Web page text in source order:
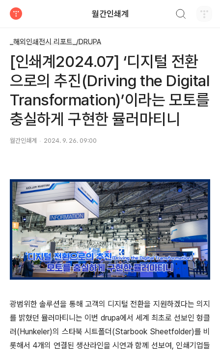
월간인쇄계
_해외인쇄전시 리포트_/DRUPA
[인쇄계2024.07] ‘디지털 전환
으로의 추진(Driving the Digital
Transformation)’이라는 모토를
충실하게 구현한 뮬러마티니
월간인쇄계 2024. 9. 26. 09:00
광범위한 솔루션을 통해 고객의 디지털 전환을 지원하겠다는 의지
를 밝혔던 뮬러마티니는 이번 drupa에서 세계 최초로 선보인 헝클
러(Hunkeler)의 스타북 시트폴더(Starbook Sheetfolder)를 비
롯해서 4개의 연결된 생산라인을 시연과 함께 선보여, 인쇄기업들